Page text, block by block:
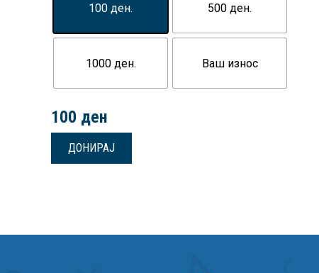
100 ден. 500 ден.
1000 ден. Ваш износ
100 ден
ДОНИРАЈ